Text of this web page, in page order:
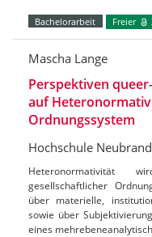
Bachelorarbeit Freier
Mascha Lange
Perspektiven
auf
Ordnungssystem
Hochschule
Heteronormativität
gesellschaftlicher
über materielle,
sowie über
eines